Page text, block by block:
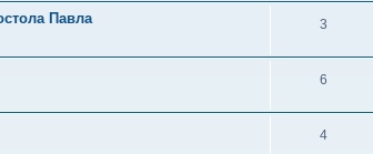
Павла 3
6
4